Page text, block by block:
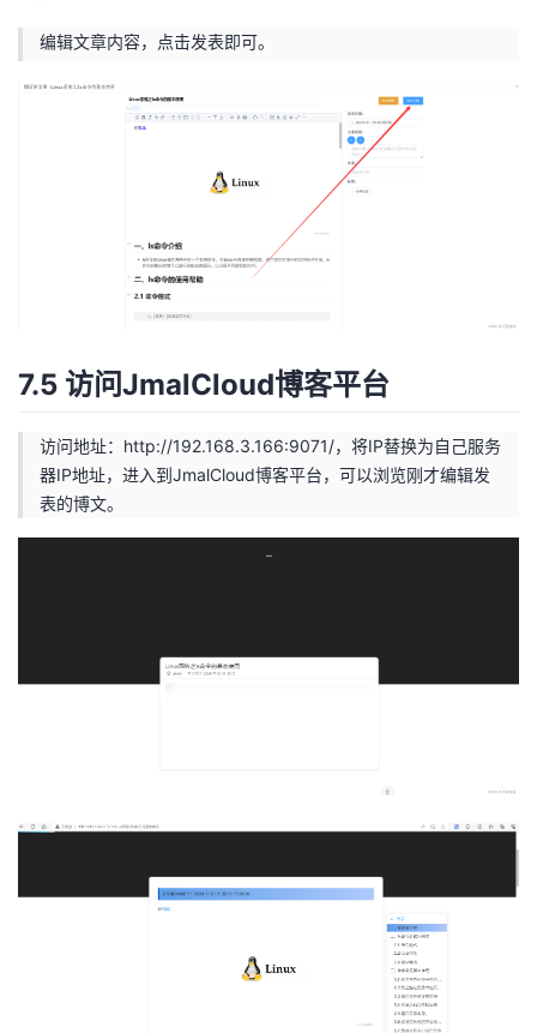
编辑文章内容，点击发表即可。
7.5 访问JmalCloud博客平台
访问地址： http://192.168.3.166:9071/，将IP替换为自己服务
器IP地址，进入到JmalCloud博客平台，可以浏览刚才编辑发
表的博文。